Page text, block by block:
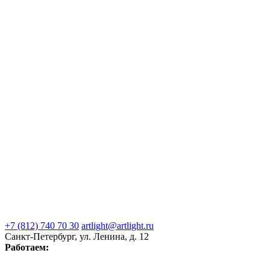
+7 (812) 740 70 30 artlight@artlight.ru
Санкт-Петербург, ул. Ленина, д. 12
Работаем: